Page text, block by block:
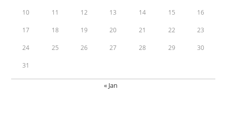
10 11 12 13 14 15 16
17 18 19 20 21 22 23
24 25 26 27 28 29 30
31
« Jan